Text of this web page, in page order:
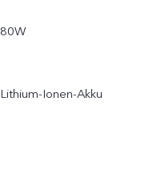
80W
Lithium-Ionen-Akku